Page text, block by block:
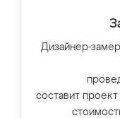
Дизайнер-
составит